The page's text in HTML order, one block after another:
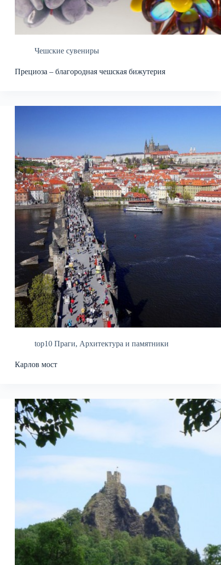
Чешские сувениры
Прециоза – благородная чешская бижутерия
top10 Праги, Архитектура и памятники
Карлов мост